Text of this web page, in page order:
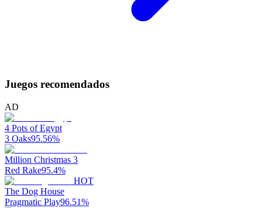
Juegos recomendados
AD
4 Pots of Egypt
3 Oaks95.56%
Million Christmas 3
Red Rake95.4%
HOT
The Dog House
Pragmatic Play96.51%